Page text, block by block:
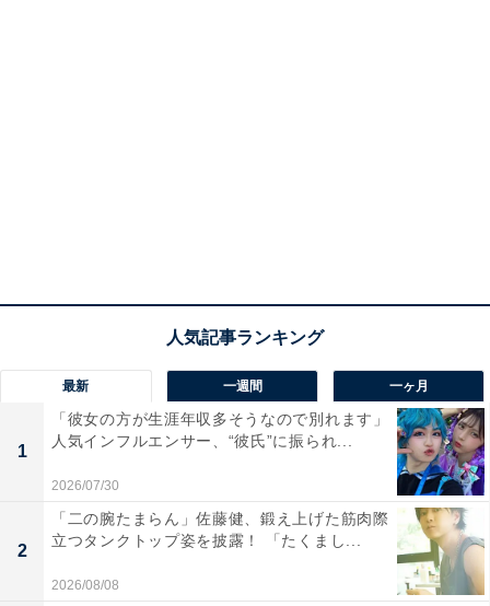
最新 一週間 一ヶ月
1
「彼女の方が生涯年収多そうなので別れます」
人気インフルエンサー、“彼氏”に振られ...
2026/07/30
2
「二の腕たまらん」佐藤健、鍛え上げた筋肉際
立つタンクトップ姿を披露！ 「たくまし...
2026/08/08